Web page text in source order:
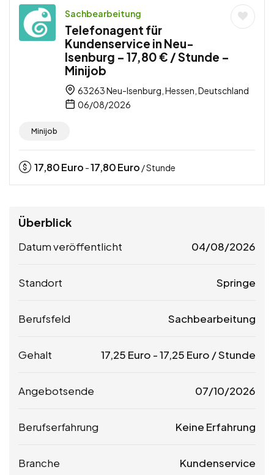
Sachbearbeitung
Telefonagent für
Kundenservice in Neu-
Isenburg – 17,80 € / Stunde –
Minijob
63263 Neu-Isenburg, Hessen, Deutschland
06/08/2026
Minijob
17,80Euro -17,80Euro / Stunde
Überblick
Datum veröffentlicht 04/08/2026
Standort Springe
Berufsfeld Sachbearbeitung
Gehalt 17,25 Euro -17,25 Euro / Stunde
Angebotsende 07/10/2026
Berufserfahrung Keine Erfahrung
Branche Kundenservice